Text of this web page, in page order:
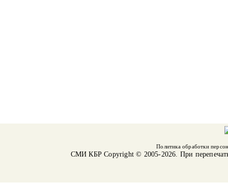
Политика обработки
СМИ КБРCopyright © 2005-2026. При